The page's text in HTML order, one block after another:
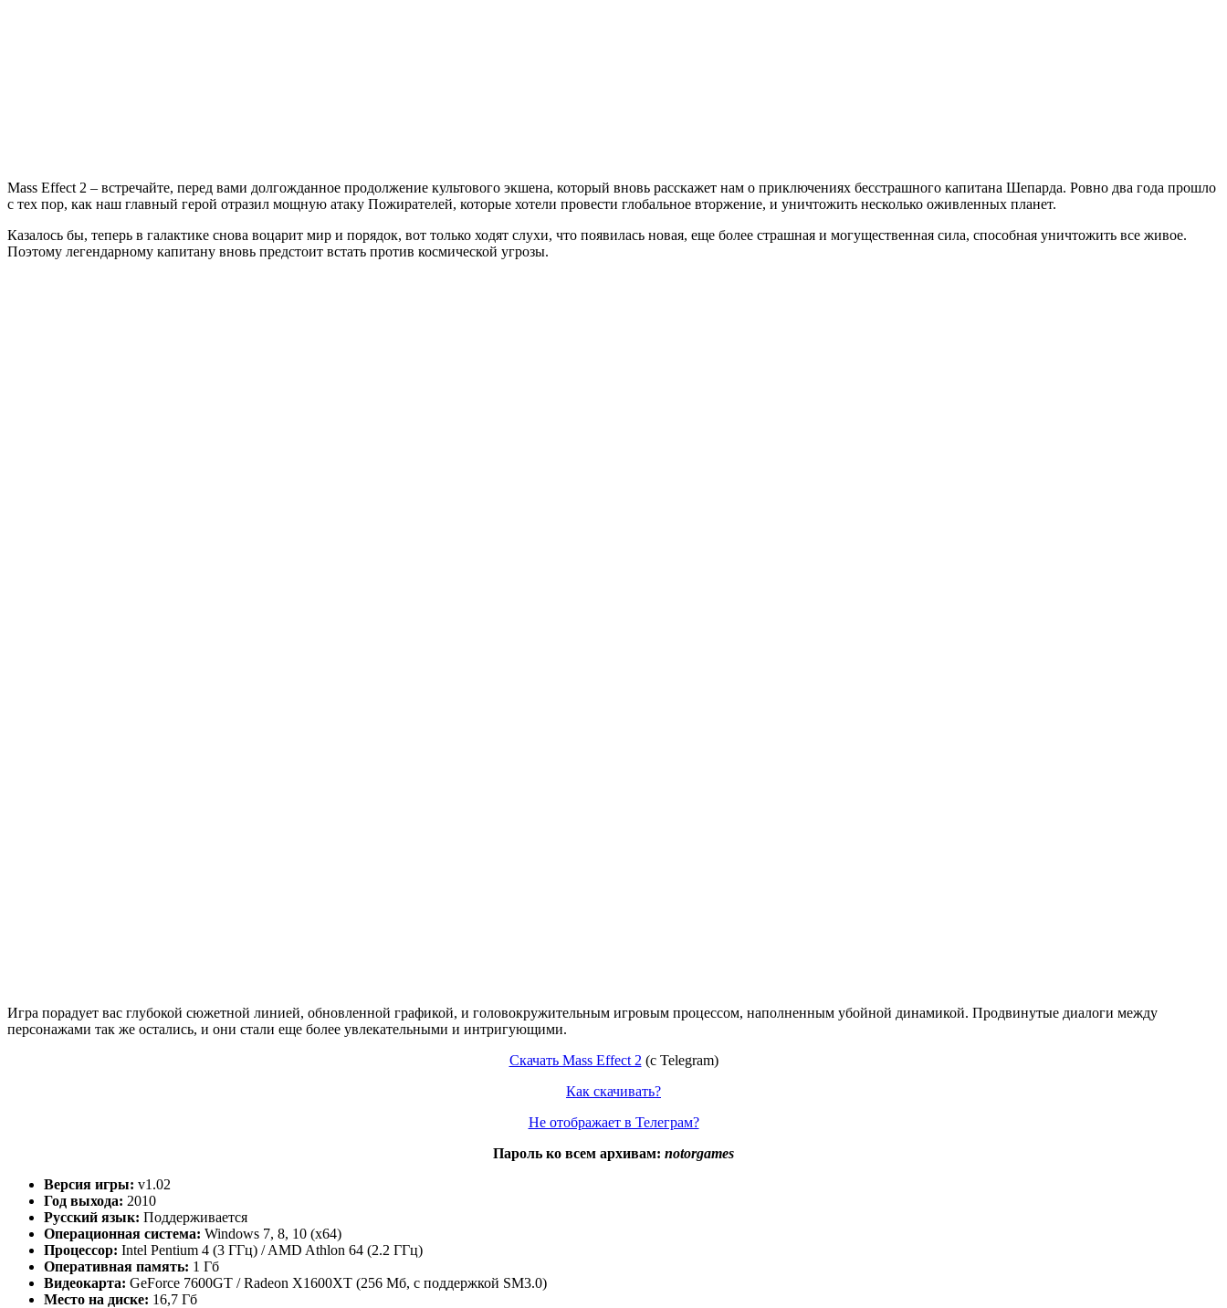
Mass Effect 2 – встречайте, перед вами долгожданное продолжение культового экшена, который вновь расскажет нам о приключениях бесстрашного капитана Шепарда. Ровно два года прошло
с тех пор, как наш главный герой отразил мощную атаку Пожирателей, которые хотели провести глобальное вторжение, и уничтожить несколько оживленных планет.
Казалось бы, теперь в галактике снова воцарит мир и порядок, вот только ходят слухи, что появилась новая, еще более страшная и могущественная сила, способная уничтожить все живое.
Поэтому легендарному капитану вновь предстоит встать против космической угрозы.
Игра порадует вас глубокой сюжетной линией, обновленной графикой, и головокружительным игровым процессом, наполненным убойной динамикой. Продвинутые диалоги между
персонажами так же остались, и они стали еще более увлекательными и интригующими.
Скачать Mass Effect 2 (с Telegram)
Как скачивать?
Не отображает в Телеграм?
Пароль ко всем архивам: notorgames
Версия игры: v1.02
Год выхода: 2010
Русский язык: Поддерживается
Операционная система: Windows 7, 8, 10 (x64)
Процессор: Intel Pentium 4 (3 ГГц) / AMD Athlon 64 (2.2 ГГц)
Оперативная память: 1 Гб
Видеокарта: GeForce 7600GT / Radeon X1600XT (256 Мб, с поддержкой SM3.0)
Место на диске: 16,7 Гб